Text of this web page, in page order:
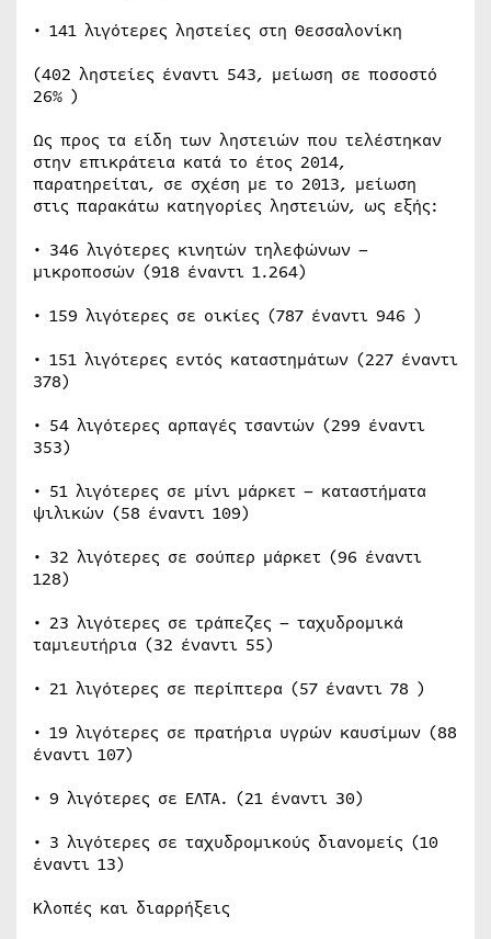
• 141 λιγότερες ληστείες στη Θεσσαλονίκη
(402 ληστείες έναντι 543, μείωση σε ποσοστό
26% )
Ως προς τα είδη των ληστειών που τελέστηκαν
στην επικράτεια κατά το έτος 2014,
παρατηρείται, σε σχέση με το 2013, μείωση
στις παρακάτω κατηγορίες ληστειών, ως εξής:
• 346 λιγότερες κινητών τηλεφώνων –
μικροποσών (918 έναντι 1.264)
• 159 λιγότερες σε οικίες (787 έναντι 946 )
• 151 λιγότερες εντός καταστημάτων (227 έναντι
378)
• 54 λιγότερες αρπαγές τσαντών (299 έναντι
353)
• 51 λιγότερες σε μίνι μάρκετ – καταστήματα
ψιλικών (58 έναντι 109)
• 32 λιγότερες σε σούπερ μάρκετ (96 έναντι
128)
• 23 λιγότερες σε τράπεζες – ταχυδρομικά
ταμιευτήρια (32 έναντι 55)
• 21 λιγότερες σε περίπτερα (57 έναντι 78 )
• 19 λιγότερες σε πρατήρια υγρών καυσίμων (88
έναντι 107)
• 9 λιγότερες σε ΕΛΤΑ. (21 έναντι 30)
• 3 λιγότερες σε ταχυδρομικούς διανομείς (10
έναντι 13)
Κλοπές και διαρρήξεις